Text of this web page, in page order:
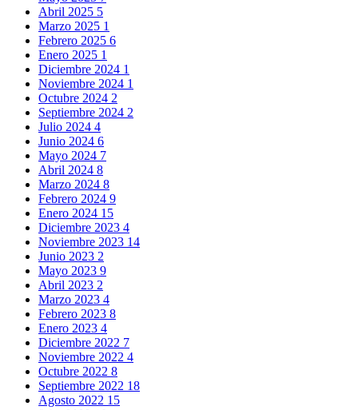
Abril 2025 5
Marzo 2025 1
Febrero 2025 6
Enero 2025 1
Diciembre 2024 1
Noviembre 2024 1
Octubre 2024 2
Septiembre 2024 2
Julio 2024 4
Junio 2024 6
Mayo 2024 7
Abril 2024 8
Marzo 2024 8
Febrero 2024 9
Enero 2024 15
Diciembre 2023 4
Noviembre 2023 14
Junio 2023 2
Mayo 2023 9
Abril 2023 2
Marzo 2023 4
Febrero 2023 8
Enero 2023 4
Diciembre 2022 7
Noviembre 2022 4
Octubre 2022 8
Septiembre 2022 18
Agosto 2022 15